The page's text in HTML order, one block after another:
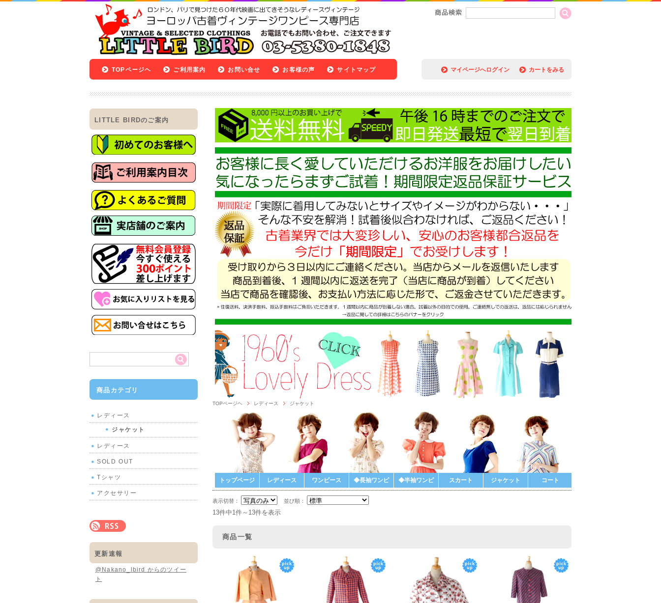
マイページへログイン カートをみる
TOPページヘ ご利用案内 お問い合せ お客様の声 サイトマップ
TOPページヘ レディース ジャケット
トップページ レディース ワンピース ◆長袖ワンピ ◆半袖ワンピ スカート ジャケット コート
表示切替： 並び順：
13件中1件～13件を表示
商品一覧
LITTLE BIRDのご案内
商品カテゴリ
レディース
ジャケット
レディース
SOLD OUT
Tシャツ
アクセサリー
更新速報
@Nakano_lbird からのツイー
ト